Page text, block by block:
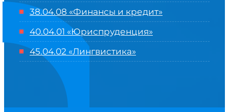
38.04.08 «Финансы и кредит»
40.04.01 «Юриспруденция»
45.04.02 «Лингвистика»